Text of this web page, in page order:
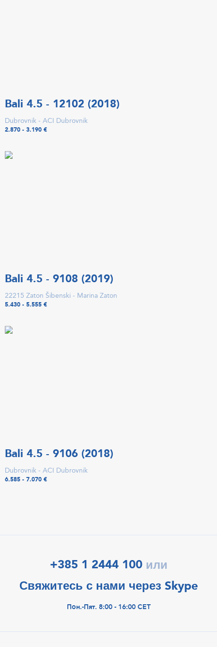
Bali 4.5 - 12102 (2018)
Dubrovnik - ACI Dubrovnik
2.870 - 3.190 €
Bali 4.5 - 9108 (2019)
22215 Zaton Šibenski - Marina Zaton
5.430 - 5.555 €
Bali 4.5 - 9106 (2018)
Dubrovnik - ACI Dubrovnik
6.585 - 7.070 €
+385 1 2444 100 или
Свяжитесь с нами через Skype
Пон.-Пят. 8:00 - 16:00 CET